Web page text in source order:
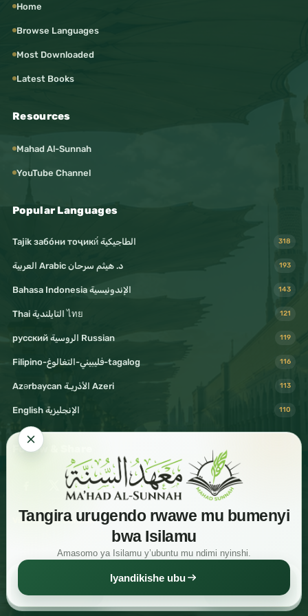
Tangira urugendo rwawe mu bumenyi
bwa Isilamu
Amasomo ya Isilamu y’ubuntu mu ndimi nyinshi.
Iyandikishe ubu
Home
Browse Languages
Most Downloaded
Latest Books
Resources
Mahad Al-Sunnah
YouTube Channel
Popular Languages
Tajik забо́ни тоҷикӣ́ الطاجيكية 318
د. هيثم سرحان Arabic العربية 193
Bahasa Indonesia الإندونيسية 143
Thai التايلندية ไทย 121
русский الروسية Russian 119
Filipino-فليبيني-التغالوغ-tagalog 116
Azərbaycan الأذريـة Azeri 113
English الإنجليزية 110
Follow & Share
Visit Mahad Sunnah
© 2026 Shaykh Haytham Sarhaan. All rights reserved.